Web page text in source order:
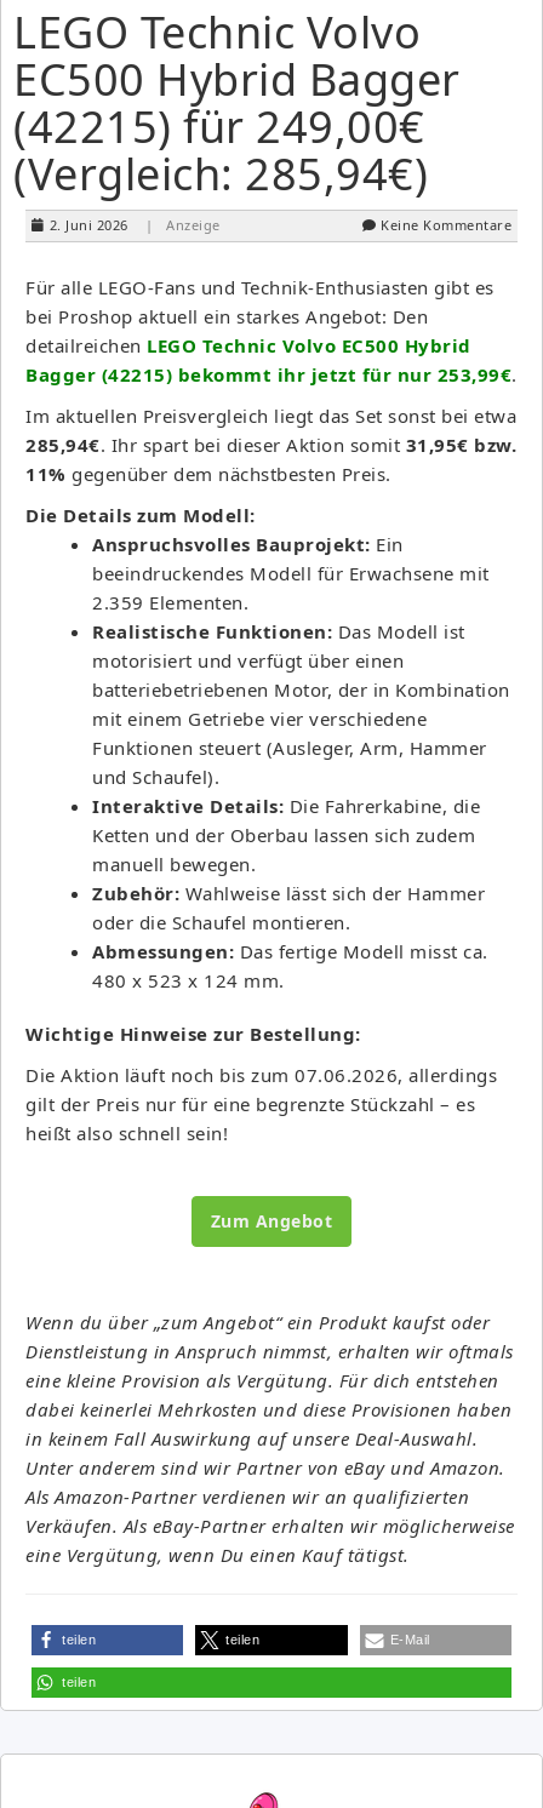
LEGO Technic Volvo
EC500 Hybrid Bagger
(42215) für 249,00€
(Vergleich: 285,94€)
2. Juni 2026 | Anzeige Keine Kommentare
Für alle LEGO-Fans und Technik-Enthusiasten gibt es
bei Proshop aktuell ein starkes Angebot: Den
detailreichen LEGO Technic Volvo EC500 Hybrid
Bagger (42215) bekommt ihr jetzt für nur 253,99€.
Im aktuellen Preisvergleich liegt das Set sonst bei etwa
285,94€. Ihr spart bei dieser Aktion somit 31,95€ bzw.
11% gegenüber dem nächstbesten Preis.
Die Details zum Modell:
Anspruchsvolles Bauprojekt: Ein
beeindruckendes Modell für Erwachsene mit
2.359 Elementen.
Realistische Funktionen: Das Modell ist
motorisiert und verfügt über einen
batteriebetriebenen Motor, der in Kombination
mit einem Getriebe vier verschiedene
Funktionen steuert (Ausleger, Arm, Hammer
und Schaufel).
Interaktive Details: Die Fahrerkabine, die
Ketten und der Oberbau lassen sich zudem
manuell bewegen.
Zubehör: Wahlweise lässt sich der Hammer
oder die Schaufel montieren.
Abmessungen: Das fertige Modell misst ca.
480 x 523 x 124 mm.
Wichtige Hinweise zur Bestellung:
Die Aktion läuft noch bis zum 07.06.2026, allerdings
gilt der Preis nur für eine begrenzte Stückzahl – es
heißt also schnell sein!
Zum Angebot
Wenn du über „zum Angebot“ ein Produkt kaufst oder
Dienstleistung in Anspruch nimmst, erhalten wir oftmals
eine kleine Provision als Vergütung. Für dich entstehen
dabei keinerlei Mehrkosten und diese Provisionen haben
in keinem Fall Auswirkung auf unsere Deal-Auswahl.
Unter anderem sind wir Partner von eBay und Amazon.
Als Amazon-Partner verdienen wir an qualifizierten
Verkäufen. Als eBay-Partner erhalten wir möglicherweise
eine Vergütung, wenn Du einen Kauf tätigst.
teilen teilen E-Mail
teilen